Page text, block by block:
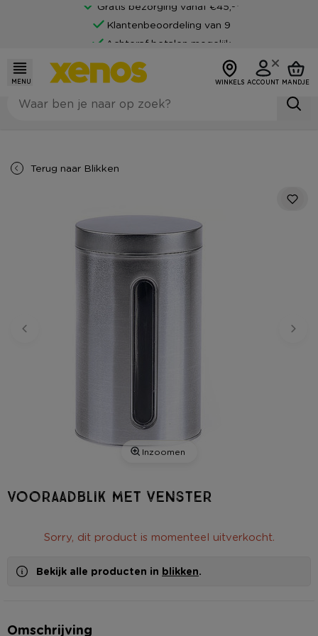
Gratis bezorging vanaf €45,-*
Klantenbeoordeling van 9
Achteraf betalen mogelijk
MENU WINKELS ACCOUNT MANDJE
Terug naar Blikken
Inzoomen
Vooraadblik met venster
Sorry, dit product is momenteel uitverkocht.
Bekijk alle producten in blikken.
Omschrijving